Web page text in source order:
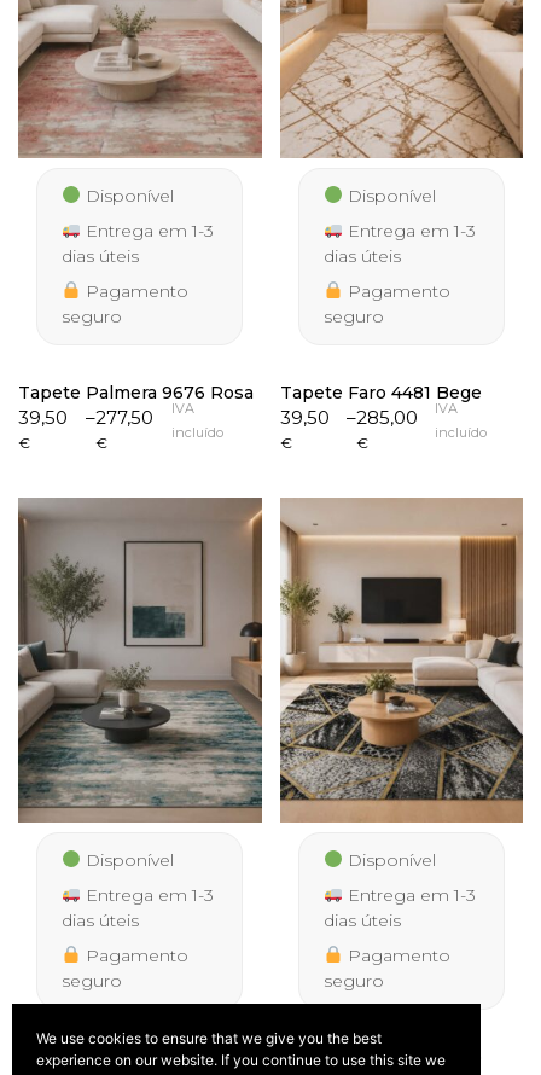
Disponível
Entrega em 1-3
dias úteis
Pagamento
seguro
Tapete Palmera 9676 Rosa
39,50
€
–277,50
€
Price
range:
277,50 €
IVA
incluído
Disponível
Entrega em 1-3
dias úteis
Pagamento
seguro
Tapete Faro 4481 Bege
39,50
€
–285,00
€
Price
range:
IVA
incluído
Disponível
Entrega em 1-3
dias úteis
Pagamento
seguro
Tapete Palmera 9676 Azul
Disponível
Entrega em 1-3
dias úteis
Pagamento
seguro
Tapete Faro 9119 Preto
We use cookies to ensure that we give you the best
experience on our website. If you continue to use this site we